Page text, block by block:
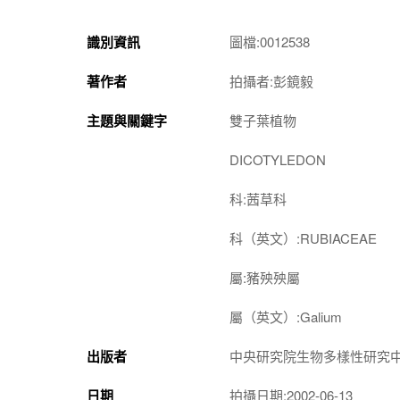
識別資訊 圖檔:0012538
著作者 拍攝者:彭鏡毅
主題與關鍵字 雙子葉植物
DICOTYLEDON
科:茜草科
科（英文）:RUBIACEAE
屬:豬殃殃屬
屬（英文）:Galium
出版者 中央研究院生物多樣性研究
日期 拍攝日期:2002-06-13